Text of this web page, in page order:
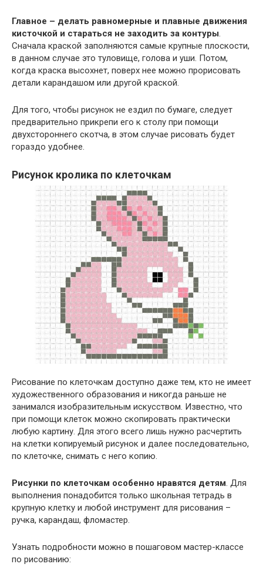
Главное – делать равномерные и плавные движения
кисточкой и стараться не заходить за контуры
Сначала краской заполняются самые крупные плоскости,
в данном случае это туловище, голова и уши. Потом,
когда краска высохнет, поверх нее можно прорисовать
детали карандашом или другой краской.
Для того, чтобы рисунок не ездил по бумаге, следует
предварительно прикрепи его к столу при помощи
двухстороннего скотча, в этом случае рисовать будет
гораздо удобнее.
Рисунок кролика по клеточкам
Рисование по клеточкам доступно даже тем, кто не имеет
художественного образования и никогда раньше не
занимался изобразительным искусством. Известно, что
при помощи клеток можно скопировать практически
любую картину. Для этого всего лишь нужно расчертить
на клетки копируемый рисунок и далее последовательно,
по клеточке, снимать с него копию.
Рисунки по клеточкам особенно нравятся детям. Для
выполнения понадобится только школьная тетрадь в
крупную клетку и любой инструмент для рисования –
ручка, карандаш, фломастер.
Узнать подробности можно в пошаговом мастер-классе
по рисованию: